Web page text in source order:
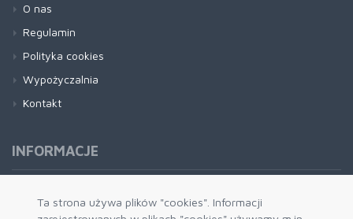
Ta strona używa plików "cookies". Informacji
O nas
Regulamin
Polityka cookies
Wypożyczalnia
Kontakt
INFORMACJE
Formy płatności